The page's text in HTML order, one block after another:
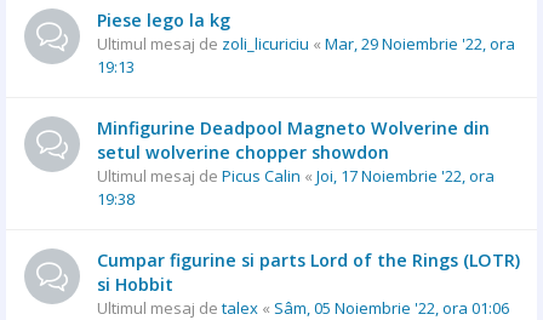
Piese lego la kg
Ultimul mesaj de zoli_licuriciu « Mar, 29 Noiembrie '22, ora
19:13
Minfigurine Deadpool Magneto Wolverine din
setul wolverine chopper showdon
Ultimul mesaj de Picus Calin « Joi, 17 Noiembrie '22, ora
19:38
Cumpar figurine si parts Lord of the Rings (LOTR)
si Hobbit
Ultimul mesaj de talex « Sâm, 05 Noiembrie '22, ora 01:06